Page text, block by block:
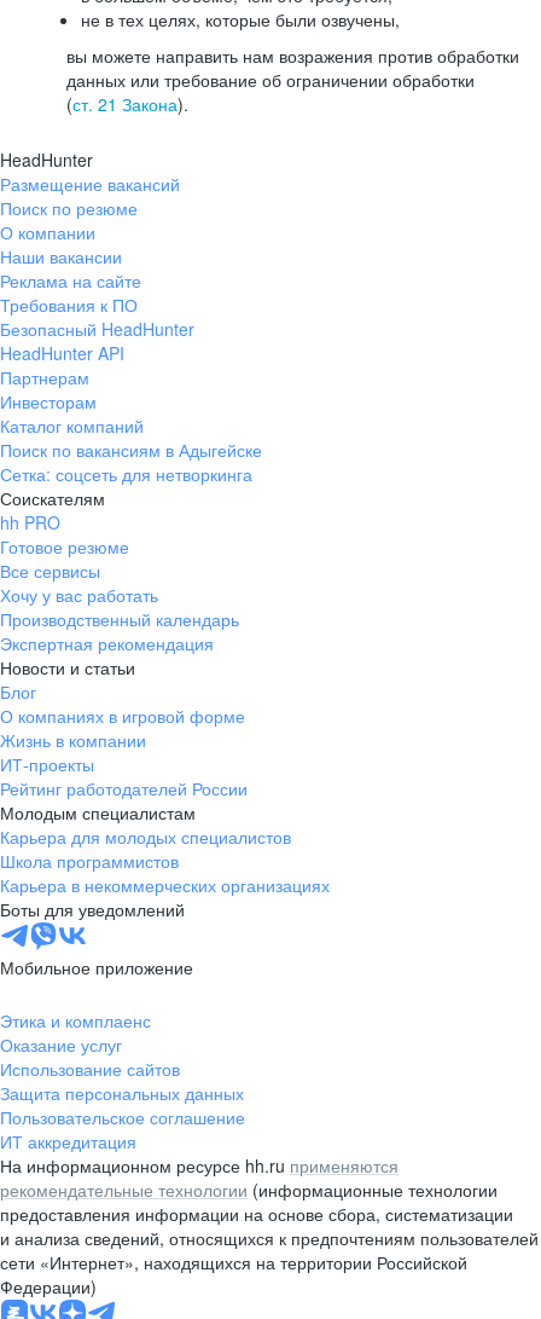
не в тех целях, которые были озвучены,
вы можете направить нам возражения против обработки
данных или требование об ограничении обработки
(ст. 21 Закона).
HeadHunter
Размещение вакансий
Поиск по резюме
О компании
Наши вакансии
Реклама на сайте
Требования к ПО
Безопасный HeadHunter
HeadHunter API
Партнерам
Инвесторам
Каталог компаний
Поиск по вакансиям в Адыгейске
Сетка: соцсеть для нетворкинга
Соискателям
hh PRO
Готовое резюме
Все сервисы
Хочу у вас работать
Производственный календарь
Экспертная рекомендация
Новости и статьи
Блог
О компаниях в игровой форме
Жизнь в компании
ИТ-проекты
Рейтинг работодателей России
Молодым специалистам
Карьера для молодых специалистов
Школа программистов
Карьера в некоммерческих организациях
Боты для уведомлений
Мобильное приложение
Этика и комплаенс
Оказание услуг
Использование сайтов
Защита персональных данных
Пользовательское соглашение
ИТ аккредитация
На информационном ресурсе hh.ru применяются
рекомендательные технологии (информационные технологии
предоставления информации на основе сбора, систематизации
и анализа сведений, относящихся к предпочтениям пользователей
сети «Интернет», находящихся на территории Российской
Федерации)